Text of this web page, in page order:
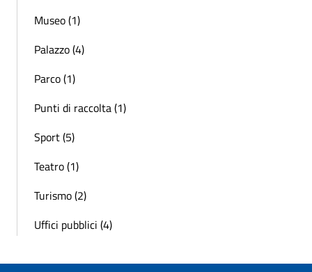
Museo (1)
Palazzo (4)
Parco (1)
Punti di raccolta (1)
Sport (5)
Teatro (1)
Turismo (2)
Uffici pubblici (4)